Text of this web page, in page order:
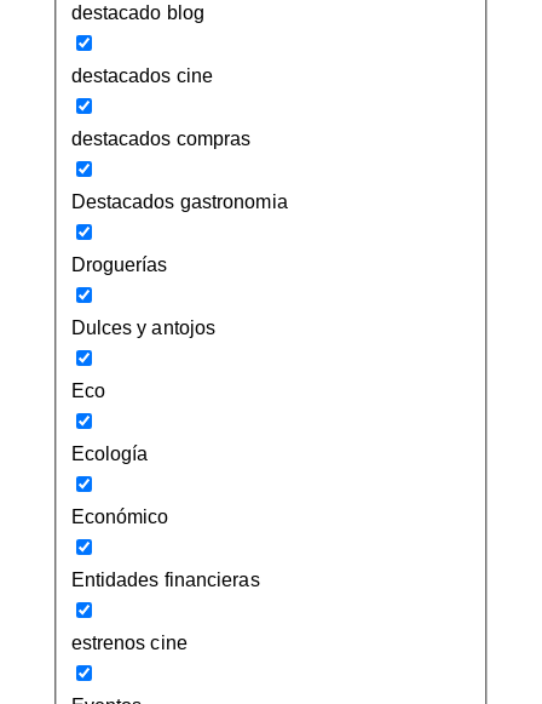
destacado blog
destacados cine
destacados compras
Destacados gastronomia
Droguerías
Dulces y antojos
Eco
Ecología
Económico
Entidades financieras
estrenos cine